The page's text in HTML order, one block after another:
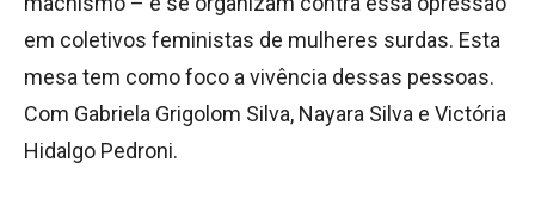
em coletivos feministas de mulheres surdas. Esta
mesa tem como foco a vivência dessas pessoas.
Com Gabriela Grigolom Silva, Nayara Silva e Victória
Hidalgo Pedroni.